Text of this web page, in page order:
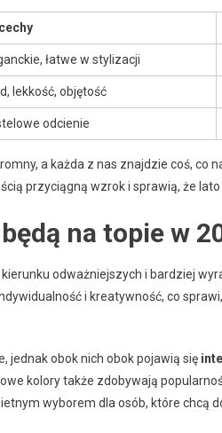
łatwe w stylizacji
lekkość, objętość
odcienie
a każda z nas znajdzie coś, co
przyciągną wzrok i sprawią, że
na topie w
odważniejszych i bardziej
i kreatywność, co
jednak obok nich obok pojawią się
kolory także zdobywają
wyborem dla osób, które chcą